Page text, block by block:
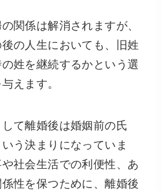
関係は解消されますが、
の人生においても、旧姓
姓を継続するかという選
えます。
て離婚後は婚姻前の氏
いう決まりになっていま
社会生活での利便性、あ
性を保つために、離婚後